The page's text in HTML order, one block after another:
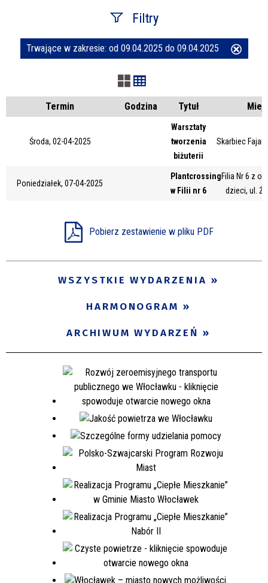
Filtry
Szukana fraza
Kategoria
Trwające w zakresie
Trwające w zakresie: od 09.04.2025 do 09.04.2025
Termin Godzina Tytuł
Środa, 02-04-2025
Warsztaty
tworzenia
biżuterii
Skarbiec
Poniedziałek, 07-04-2025
Plantcrossing
w Filii nr 6
Filia Nr 6 z
dzieci, ul.
Pobierz zestawienie w pliku PDF
WSZYSTKIE WYDARZENIA
HARMONOGRAM
ARCHIWUM WYDARZEŃ